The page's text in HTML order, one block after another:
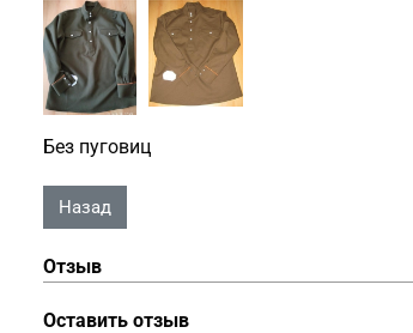
Без пуговиц
Отзыв
Оставить отзыв